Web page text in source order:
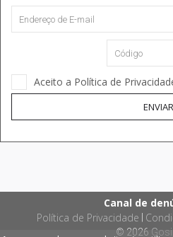
Aceito a Política de
ENVIAR
Canal de
Política de Privacidade
© 2026